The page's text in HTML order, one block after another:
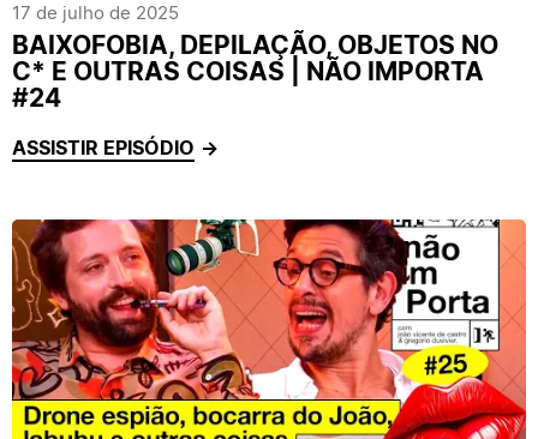
17 de julho de 2025
BAIXOFOBIA, DEPILAÇÃO, OBJETOS NO
C* E OUTRAS COISAS | NÃO IMPORTA
#24
ASSISTIR EPISÓDIO